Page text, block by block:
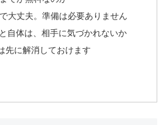
大丈夫。準備は必要ありません
自体は、相手に気づかれないか
先に解消しておけます